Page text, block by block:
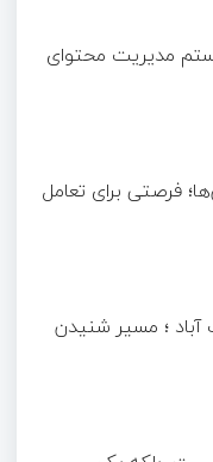
مدیریت محتوای
فرصتی برای تعامل
؛ مسیر شنیدن